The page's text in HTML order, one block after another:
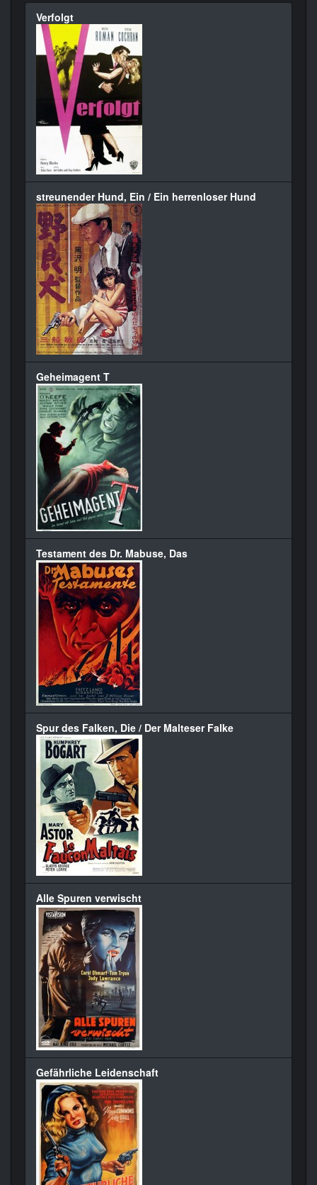
Verfolgt
streunender Hund, Ein / Ein herrenloser Hund
Geheimagent T
Testament des Dr. Mabuse, Das
Spur des Falken, Die / Der Malteser Falke
Alle Spuren verwischt
Gefährliche Leidenschaft